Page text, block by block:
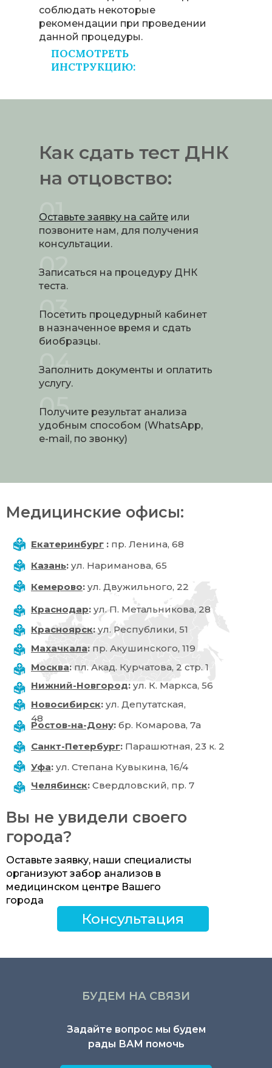
соблюдать некоторые
рекомендации при проведении
данной процедуры.
ПОСМОТРЕТЬ
ИНСТРУКЦИЮ:
05
04
03
02
01
Как сдать тест ДНК
на отцовство:
Оставьте заявку на сайте или
позвоните нам, для получения
консультации.
Посетить процедурный кабинет
в назначенное время и сдать
биобразцы.
Записаться на процедуру ДНК
теста.
Получите результат анализа
удобным способом (WhatsApp,
e-mail, по звонку)
Заполнить документы и оплатить
услугу.
Новосибирск: ул. Депутатская,
48
Москва: пл. Акад. Курчатова, 2 стр. 1
Екатеринбург : пр. Ленина, 68
Кемерово: ул. Двужильного, 22
Казань: ул. Нариманова, 65
Краснодар: ул. П. Метальникова, 28
Красноярск: ул. Республики, 51
Махачкала: пр. Акушинского, 119
Ростов-на-Дону: бр. Комарова, 7а
Нижний-Новгород: ул. К. Маркса, 56
Санкт-Петербург: Парашютная, 23 к. 2
Консультация
Медицинские офисы:
Вы не увидели своего
города?
Оставьте заявку, наши специалисты
организуют забор анализов в
медицинском центре Вашего
города
Уфа: ул. Степана Кувыкина, 16/4
Челябинск: Свердловский, пр. 7
БУДЕМ НА СВЯЗИ
Задайте вопрос мы будем
рады ВАМ помочь